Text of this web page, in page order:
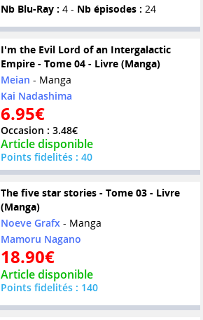
Nb Blu-Ray : 4 - Nb épisodes : 24
I'm the Evil Lord of an Intergalactic
Empire - Tome 04 - Livre (Manga)
Meian - Manga
Kai Nadashima
6.95€
Occasion : 3.48€
Article disponible
Points fidelités : 40
The five star stories - Tome 03 - Livre
(Manga)
Noeve Grafx - Manga
Mamoru Nagano
18.90€
Article disponible
Points fidelités : 140